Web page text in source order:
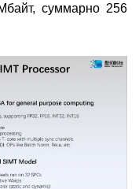
суммарно 256